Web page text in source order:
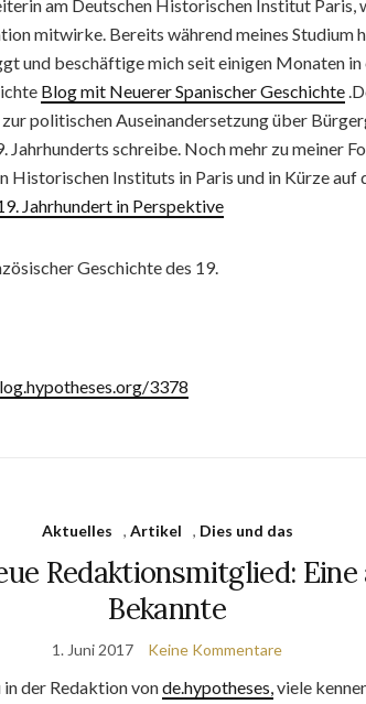
am Deutschen Historischen Institut Paris,
mitwirke. Bereits während meines Studium
und beschäftige mich seit einigen Monaten
Blog mit Neuerer Spanischer Geschichte
politischen Auseinandersetzung über
Jahrhunderts schreibe. Noch mehr zu meiner
Historischen Instituts in Paris und in Kürze auf
Jahrhundert in Perspektive
Geschichte des 19.
3378
Aktuelles , Artikel , Dies und das
Redaktionsmitglied: Eine
Bekannte
1. Juni 2017 Keine Kommentare
der Redaktion vonde.hypotheses,viele